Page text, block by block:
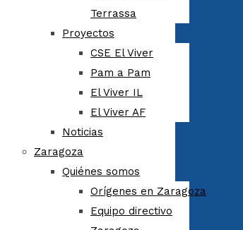
Terrassa
Proyectos
CSE El Viver
Pam a Pam
El Viver IL
El Viver AF
Noticias
Zaragoza
Quiénes somos
Orígenes en Zaragoza
Equipo directivo